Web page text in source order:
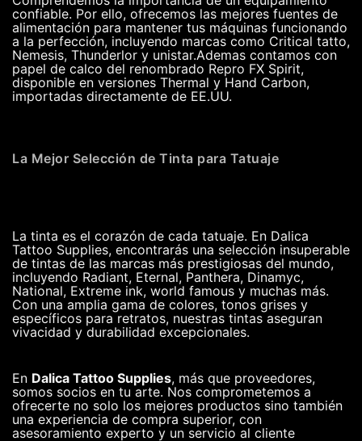
confiable. Por ello, ofrecemos las mejores fuentes de
alimentación para mantener tus máquinas funcionando
a la perfección, incluyendo marcas como Critical tatto,
Nemesis, Thunderlor y unistar.Ademas contamos con
papel de calco del renombrado Repro FX Spirit,
disponible en versiones Thermal y Hand Carbon,
importadas directamente de EE.UU.
La Mejor Selección de Tinta para Tatuaje
La tinta es el corazón de cada tatuaje. En Dalica
Tattoo Supplies, encontrarás una selección insuperable
de tintas de las marcas más prestigiosas del mundo,
incluyendo Radiant, Eternal, Panthera, Dinamyc,
National, Extreme ink, world famous y muchas más.
Con una amplia gama de colores, tonos grises y
específicos para retratos, nuestras tintas aseguran
vivacidad y durabilidad excepcionales.
En Dalica Tattoo Supplies, más que proveedores,
somos socios en tu arte. Nos comprometemos a
ofrecerte no solo los mejores productos sino también
una experiencia de compra superior, con
asesoramiento experto y un servicio al cliente